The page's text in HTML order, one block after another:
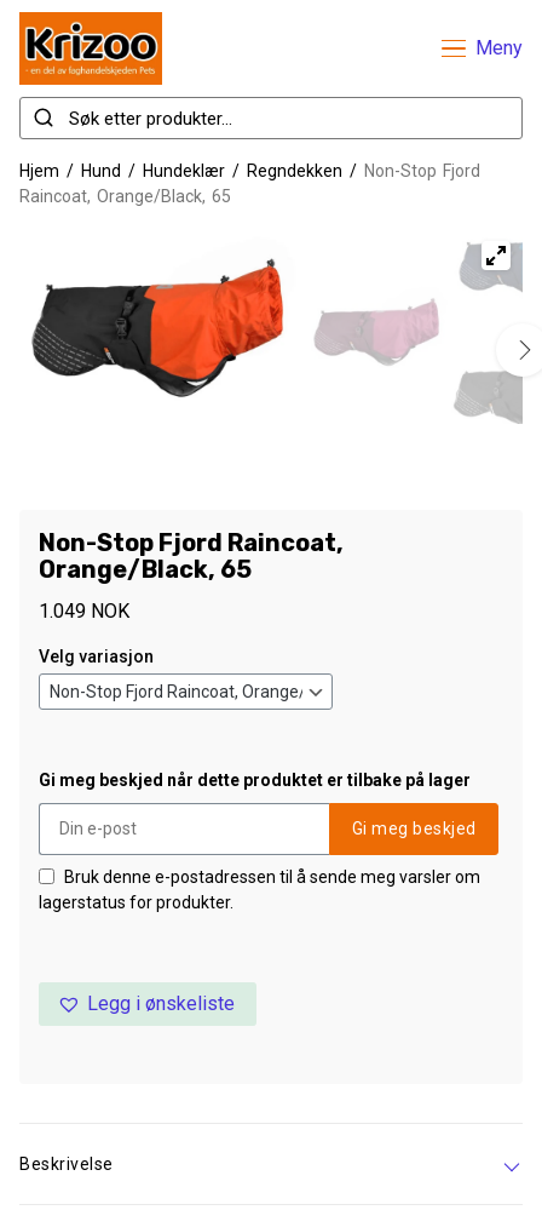
Meny
Hjem / Hund / Hundeklær / Regndekken / Non-Stop Fjord
Raincoat, Orange/Black, 65
Non-Stop Fjord Raincoat,
Orange/Black, 65
1.049 NOK
Velg variasjon
Gi meg beskjed når dette produktet er tilbake på lager
Gi meg beskjed
Bruk denne e-postadressen til å sende meg varsler om
lagerstatus for produkter.
Legg i ønskeliste
Beskrivelse